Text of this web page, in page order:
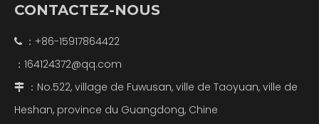
CONTACTEZ-NOUS
 ：+86-15917864422
： 164124372@qq.com

：No.522, village de Fuwusan, ville de Taoyuan, ville de
Heshan, province du Guangdong, Chine